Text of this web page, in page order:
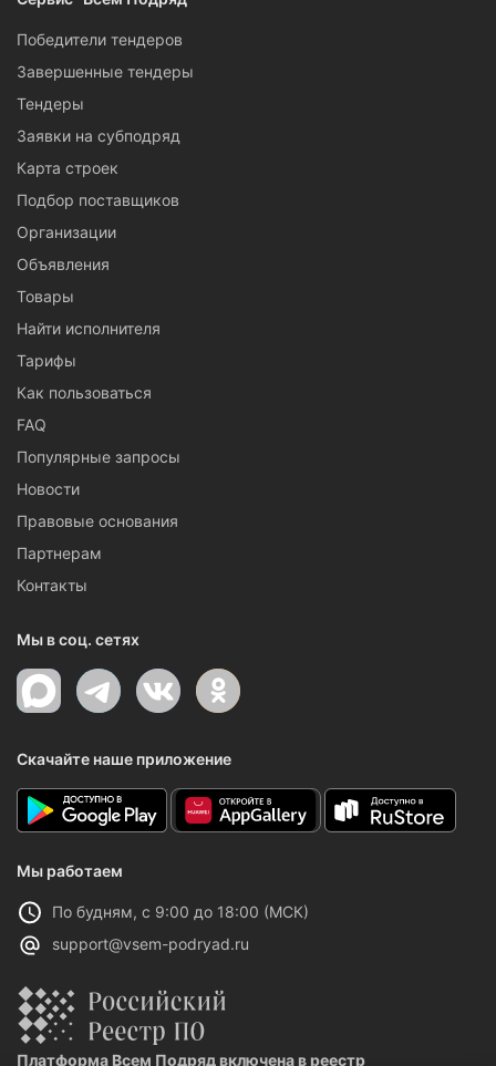
Победители тендеров
Завершенные тендеры
Тендеры
Заявки на субподряд
Карта строек
Подбор поставщиков
Организации
Объявления
Товары
Найти исполнителя
Тарифы
Как пользоваться
FAQ
Популярные запросы
Новости
Правовые основания
Партнерам
Контакты
Мы в соц. сетях
Скачайте наше приложение
Мы работаем
По будням, с 9:00 до 18:00 (МСК)
support@vsem-podryad.ru
Платформа Всем Подряд включена в реестр